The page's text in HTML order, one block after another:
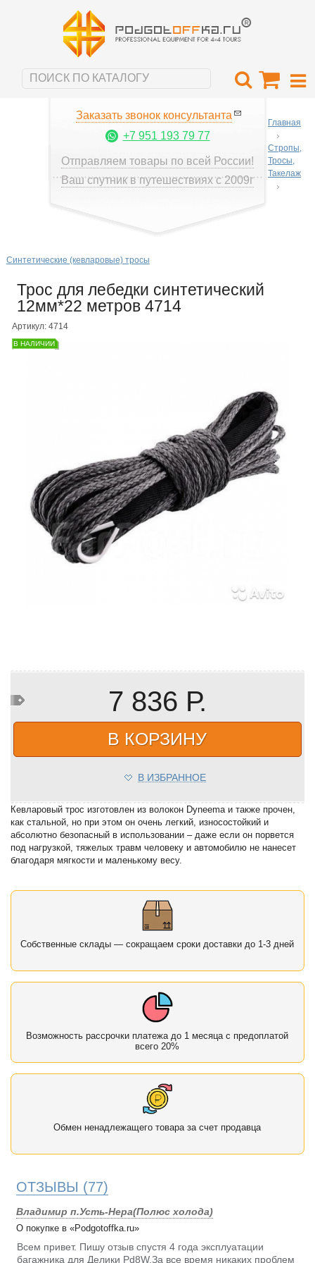
Заказать звонок консультанта
+7 951 193 79 77
Отправляем товары по всей России!
Ваш спутник в путешествиях с 2009г
Главная
Стропы,
Тросы,
Такелаж
Синтетические (кевларовые) тросы
Трос для лебедки синтетический
12мм*22 метров 4714
Артикул: 4714
В НАЛИЧИИ
7 836 Р.
В КОРЗИНУ
В ИЗБРАННОЕ
Кевларовый трос изготовлен из волокон Dyneema и также прочен,
как стальной, но при этом он очень легкий, износостойкий и
абсолютно безопасный в использовании – даже если он порвется
под нагрузкой, тяжелых травм человеку и автомобилю не нанесет
благодаря мягкости и маленькому весу.
Собственные склады — сокращаем сроки доставки до 1-3 дней
Возможность рассрочки платежа до 1 месяца с предоплатой
всего 20%
Обмен ненадлежащего товара за счет продавца
ОТЗЫВЫ (77)
Владимир п.Усть-Нера(Полюс холода)
О покупке в «Podgotoffka.ru»
Всем привет. Пишу отзыв спустя 4 года эксплуатации
багажника для Делики Pd8W.За все время никаких проблем